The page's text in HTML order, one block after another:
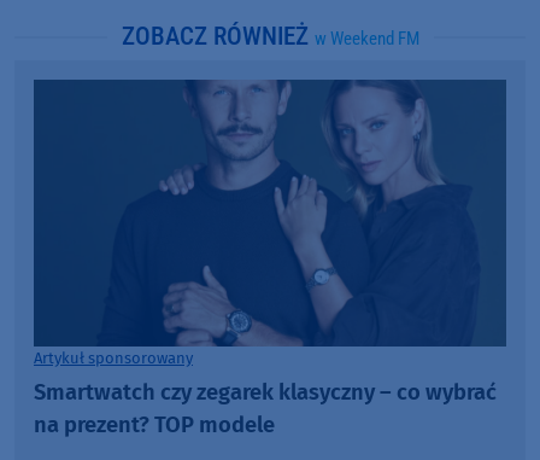
ZOBACZ RÓWNIEŻ w Weekend FM
Artykuł sponsorowany
Smartwatch czy zegarek klasyczny – co wybrać
na prezent? TOP modele